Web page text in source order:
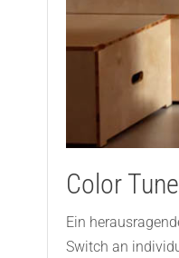
Color Tune
Ein
Switch an